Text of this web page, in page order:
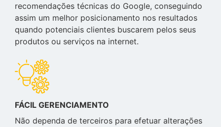
recomendações técnicas do Google, conseguindo
assim um melhor posicionamento nos resultados
quando potenciais clientes buscarem pelos seus
produtos ou serviços na internet.
FÁCIL GERENCIAMENTO
Não dependa de terceiros para efetuar alterações